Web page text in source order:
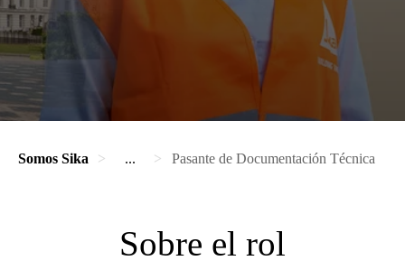
Somos Sika ... Pasante de Documentación Técnica
Sobre el rol